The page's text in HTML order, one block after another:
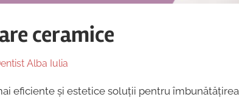
ceramice
Alba Iulia
eficiente și estetice soluții pentru îmbunătățirea